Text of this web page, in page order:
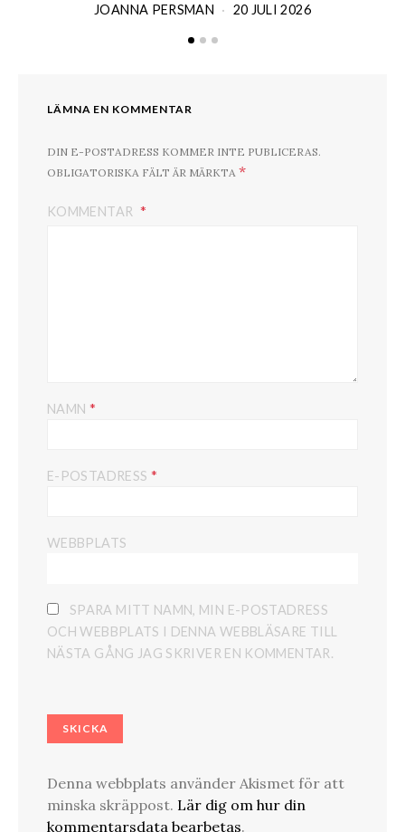
JOANNA PERSMAN 20 JULI 2026
LÄMNA EN KOMMENTAR
DIN E-POSTADRESS KOMMER INTE PUBLICERAS.
OBLIGATORISKA FÄLT ÄR MÄRKTA *
KOMMENTAR
NAMN *
E-POSTADRESS *
WEBBPLATS
SPARA MITT NAMN, MIN E-POSTADRESS
OCH WEBBPLATS I DENNA WEBBLÄSARE TILL
NÄSTA GÅNG JAG SKRIVER EN KOMMENTAR.
Denna webbplats använder Akismet för att
minska skräppost. Lär dig om hur din
kommentarsdata bearbetas.